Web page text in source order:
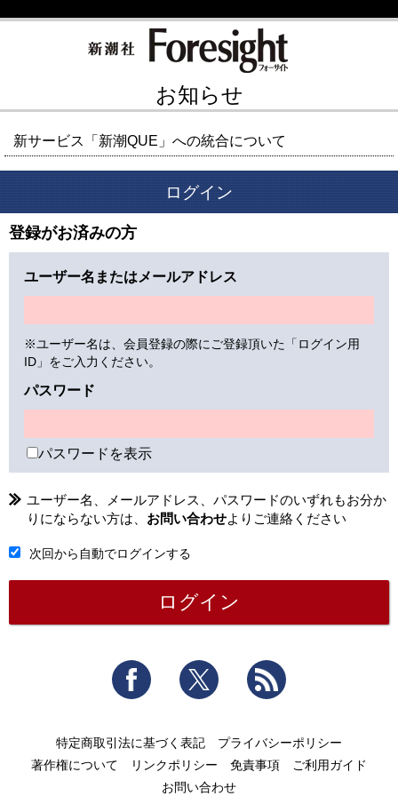
お知らせ
新サービス「新潮QUE」への統合について
ログイン
登録がお済みの方
ユーザー名またはメールアドレス
※ユーザー名は、会員登録の際にご登録頂いた「ログイン用
ID」をご入力ください。
パスワード
パスワードを表示
ユーザー名、メールアドレス、パスワードのいずれもお分か
りにならない方は、 お問い合わせよりご連絡ください
次回から自動でログインする
Facebook Twitter
特定商取引法に基づく表記
プライバシーポリシー
著作権について
リンクポリシー 免責事項
ご利用ガイド
お問い合わせ